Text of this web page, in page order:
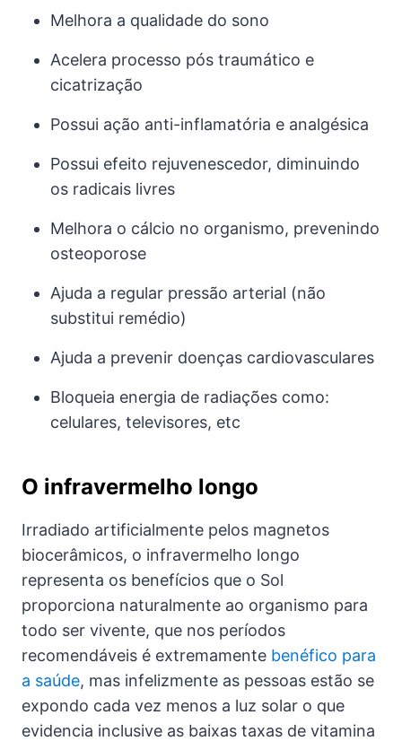
Melhora a qualidade do sono
Acelera processo pós traumático e
cicatrização
Possui ação anti-inflamatória e analgésica
Possui efeito rejuvenescedor, diminuindo
os radicais livres
Melhora o cálcio no organismo, prevenindo
osteoporose
Ajuda a regular pressão arterial (não
substitui remédio)
Ajuda a prevenir doenças cardiovasculares
Bloqueia energia de radiações como:
celulares, televisores, etc
O infravermelho longo
Irradiado artificialmente pelos magnetos
biocerâmicos, o infravermelho longo
representa os benefícios que o Sol
proporciona naturalmente ao organismo para
todo ser vivente, que nos períodos
recomendáveis é extremamente benéfico para
a saúde, mas infelizmente as pessoas estão se
expondo cada vez menos a luz solar o que
evidencia inclusive as baixas taxas de vitamina